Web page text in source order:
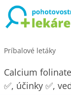
Príbalové letáky
Calcium
✅, účinky ✅,